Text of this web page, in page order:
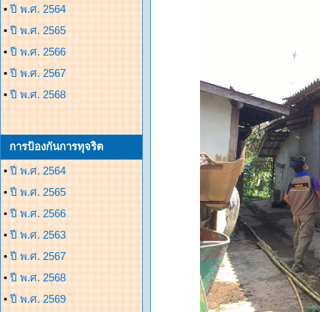
• ปี พ.ศ. 2564
• ปี พ.ศ. 2565
• ปี พ.ศ. 2566
• ปี พ.ศ. 2567
• ปี พ.ศ. 2568
การป้องกันการทุจริต
• ปี พ.ศ. 2564
• ปี พ.ศ. 2565
• ปี พ.ศ. 2566
• ปี พ.ศ. 2563
• ปี พ.ศ. 2567
• ปี พ.ศ. 2568
• ปี พ.ศ. 2569